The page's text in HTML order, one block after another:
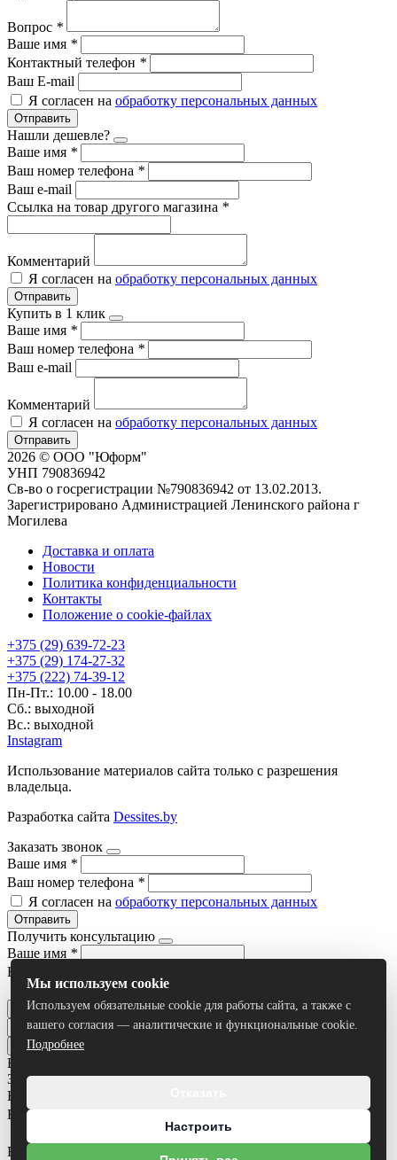
Вопрос *
Ваше имя *
Контактный телефон *
Ваш E-mail
Я согласен на обработку персональных данных
Отправить
Нашли дешевле?
Ваше имя *
Ваш номер телефона *
Ваш e-mail
Ссылка на товар другого магазина *
Комментарий
Я согласен на обработку персональных данных
Отправить
Купить в 1 клик
Ваше имя *
Ваш номер телефона *
Ваш e-mail
Комментарий
Я согласен на обработку персональных данных
Отправить
2026 © ООО "Юформ"
УНП 790836942
Св-во о госрегистрации №790836942 от 13.02.2013.
Зарегистрировано Администрацией Ленинского района г
Могилева
Доставка и оплата
Новости
Политика конфиденциальности
Контакты
Положение о cookie-файлах
+375 (29) 639-72-23
+375 (29) 174-27-32
+375 (222) 74-39-12
Пн-Пт.: 10.00 - 18.00
Сб.: выходной
Вс.: выходной
Instagram
Использование материалов сайта только с разрешения
владельца.
Разработка сайта Dessites.by
Заказать звонок
Ваше имя *
Ваш номер телефона *
Я согласен на обработку персональных данных
Отправить
Получить консультацию
Ваше имя *
Ваш номер телефона
Я согласен наобработку персональных данных
Отправить
Все результаты
Задать вопрос
Ваше имя
Ваш номер телефона
Ваш вопрос
Мы используем cookie
Используем обязательные cookie для работы сайта, а также с
вашего согласия — аналитические и функциональные cookie.
Подробнее
Настроить